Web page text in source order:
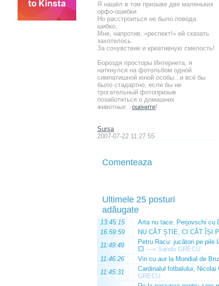
Я нашёл в том призыве две маленьких
орфо-ошибки
Но расстроиться не было повода
шибко,
Мне, напротив, «респект!» ей сказать
захотелось
За сочувствие и креативную смелость!
Бороздя просторы Интернета, я
наткнулся на фотольбом одной
симпатишной юной особы...и всё бы
было стадартно, если бы не
трогательный фотопризыв
позаботиться о домашних
животных...оцените!
Sursa
2007-07-22 11:27:55
Comenteaza
Ultimele 25 posturi
adăugate
13:45:15
Arta nu tace: Perjovschi cu
16:59:59
NU CÂT ȘTIE, CI CÂT ÎȘI
11:49:49
Petru Racu: jucători pe pile
💥 —» Sandu GRECU
11:46:26
Vin cu aur la Mondial de
11:45:31
Cardinalul fotbalului,
GRECU